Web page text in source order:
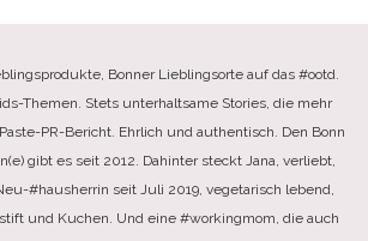
Bonner Lieblingsorte auf das #ootd.
Themen. Stets unterhaltsame Stories, die mehr
PR-Bericht. Ehrlich und authentisch. Den Bonn
gibt es seit 2012. Dahinter steckt Jana, verliebt,
#hausherrin seit Juli 2019, vegetarisch lebend,
und Kuchen. Und eine #workingmom, die auch